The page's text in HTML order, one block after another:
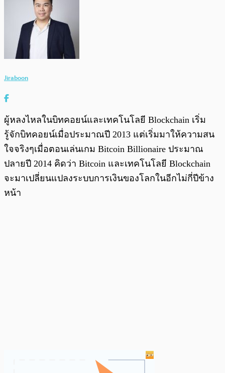
Jiraboon
ผู้หลงไหลในบิทคอยน์และเทคโนโลยี Blockchain เริ่ม
รู้จักบิทคอยน์เมื่อประมาณปี 2013 แต่เริ่มมาให้ความสน
ใจจริงๆเมื่อตอนเล่นเกม Bitcoin Billionaire ประมาณ
ปลายปี 2014 คิดว่า Bitcoin และเทคโนโลยี Blockchain
จะมาเปลี่ยนแปลงระบบการเงินของโลกในอีกไม่กี่ปีข้าง
หน้า